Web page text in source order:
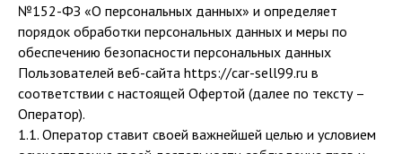
№152-ФЗ «О персональных данных» и определяет
порядок обработки персональных данных и меры по
обеспечению безопасности персональных данных
Пользователей веб-сайта https://car-sell99.ru в
соответствии с настоящей Офертой (далее по тексту –
Оператор).
1.1. Оператор ставит своей важнейшей целью и условием